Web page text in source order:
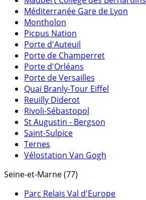
Méditerranée Gare de Lyon
Montholon
Picpus Nation
Porte d'Auteuil
Porte de Champerret
Porte d'Orléans
Porte de Versailles
Quai Branly-Tour Eiffel
Reuilly Diderot
Rivoli-Sébastopol
St Augustin - Bergson
Saint-Sulpice
Ternes
Vélostation Van Gogh
Seine-et-Marne (77)
Parc Relais Val d'Europe